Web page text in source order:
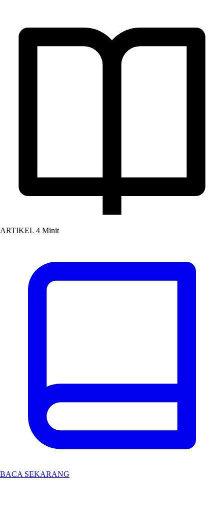
ARTIKEL 4 Minit
BACA SEKARANG